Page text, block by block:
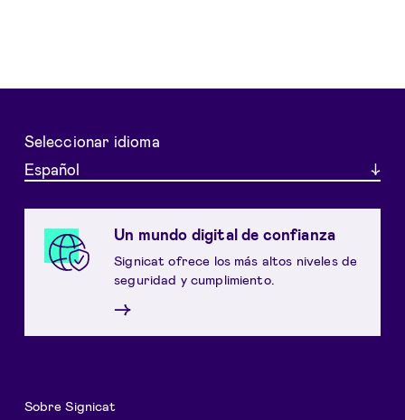
Seleccionar idioma
Español
Un mundo digital de confianza
Signicat ofrece los más altos niveles de
seguridad y cumplimiento.
→
Sobre Signicat